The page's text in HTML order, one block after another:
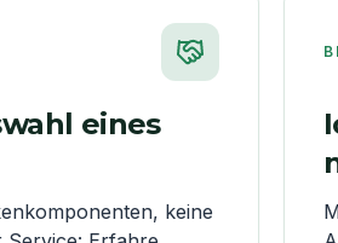
eines
keine